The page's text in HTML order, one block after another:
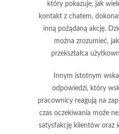
który pokazuje, jak
kontakt z chatem,
inną pożądaną akcję.
można zrozumieć,
przekształca
Innym istotnym
odpowiedzi, który
pracownicy reagują na
czas oczekiwania może
satysfakcję klientów oraz